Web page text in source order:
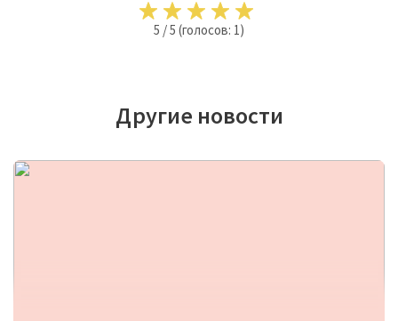
5 /5 (голосов: 1 )
Другие новости